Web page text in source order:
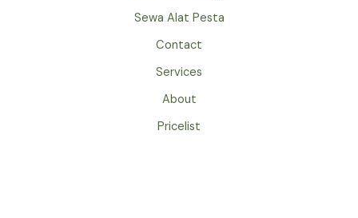
Sewa Alat Pesta
Contact
Services
About
Pricelist